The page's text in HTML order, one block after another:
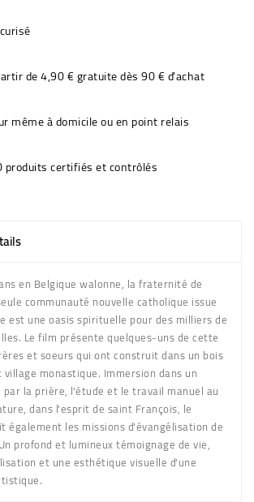
de 4,90 € gratuite dès 90 € d'achat
même à domicile ou en point relais
produits certifiés et contrôlés
en Belgique walonne, la fraternité de
communauté nouvelle catholique issue
est une oasis spirituelle pour des milliers de
Le film présente quelques-uns de cette
et soeurs qui ont construit dans un bois
monastique. Immersion dans un
la prière, l'étude et le travail manuel au
dans l'esprit de saint François, le
également les missions d'évangélisation de
profond et lumineux témoignage de vie,
et une esthétique visuelle d'une